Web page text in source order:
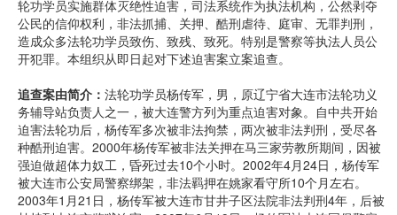
轮功学员实施群体灭绝性迫害，司法系统作为执法机构，公然剥夺
公民的信仰权利，非法抓捕、关押、酷刑虐待、庭审、无罪判刑，
造成众多法轮功学员致伤、致残、致死。特别是警察等执法人员公
开犯罪。本组织从即日起对下述迫害案立案追查。
追查案由简介： 法轮功学员杨传军，男，原辽宁省大连市法轮功义
务辅导站负责人之一，被大连警方列为重点迫害对象。自中共开始
迫害法轮功后，杨传军多次被非法拘禁，两次被非法判刑，受尽各
种酷刑迫害。2000年杨传军被非法关押在马三家劳教所期间，因被
强迫做超体力奴工，昏死过去10个小时。2002年4月24日，杨传军
被大连市公安局警察绑架，非法羁押在姚家看守所10个月左右。
2003年1月21日，杨传军被大连市甘井子区法院非法判刑4年，后被